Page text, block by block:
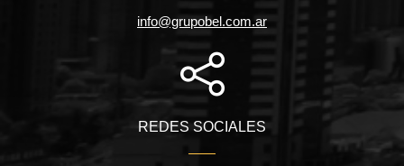
info@grupobel.com.ar
REDES SOCIALES